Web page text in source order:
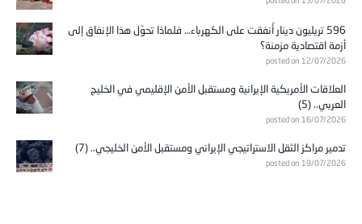
596 تريليون دينار أُنفقت على الكهرباء… فلماذا تحوّل هذا الإنفاق إلى
أزمة اقتصادية مزمنة؟
posted on 12/07/2026
العلاقات الأمريكية الإيرانية ومستقبل الأمن الإقليمي في الخليج
العربي.. (5)
posted on 16/07/2026
تدمير مراكز الثقل الاستراتيجي الإيراني ومستقبل الأمن الخليجي.. (7)
posted on 19/07/2026